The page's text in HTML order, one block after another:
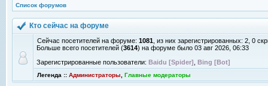
Список форумов
Кто сейчас на форуме
Сейчас посетителей на форуме: 1081 , из них зарегистрированных: 2, 0
Больше всего посетителей (3614) на форуме было 03 авг 2026, 06:33
Зарегистрированные пользователи: Baidu [Spider] Bing [Bot]
Легенда :: Администраторы Главные модераторы